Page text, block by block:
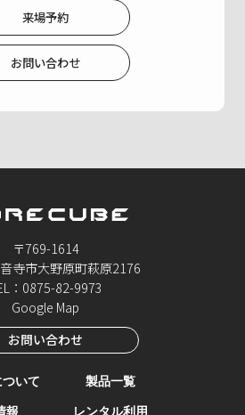
来場予約
お問い合わせ
〒769-1614
寺市大野原町萩原2176
：0875-82-9973
Google Map
お問い合わせ
いて
製品一覧